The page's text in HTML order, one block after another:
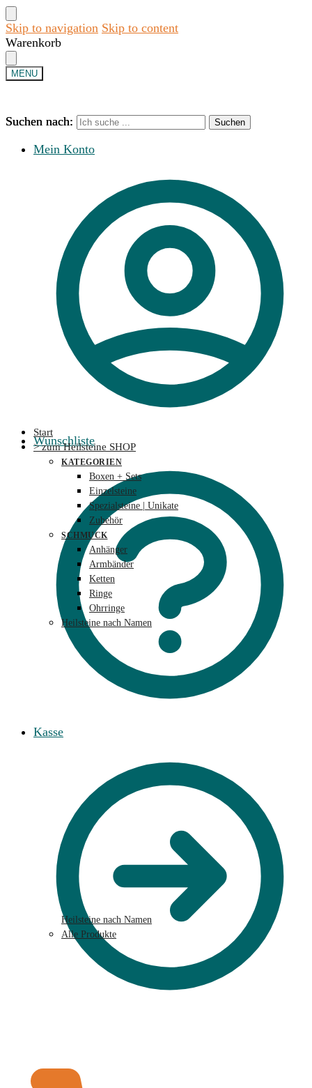
Skip to navigation Skip to content
Warenkorb
MENU
Suchen nach: Suchen
Mein Konto
Wunschliste
Kasse
Suchen nach: Suchen
Start
> zum Heilsteine SHOP
KATEGORIEN
Boxen + Sets
Einzelsteine
Spezialsteine | Unikate
Zubehör
SCHMUCK
Anhänger
Armbänder
Ketten
Ringe
Ohrringe
Heilsteine nach Namen
Heilsteine nach Namen
Alle Produkte